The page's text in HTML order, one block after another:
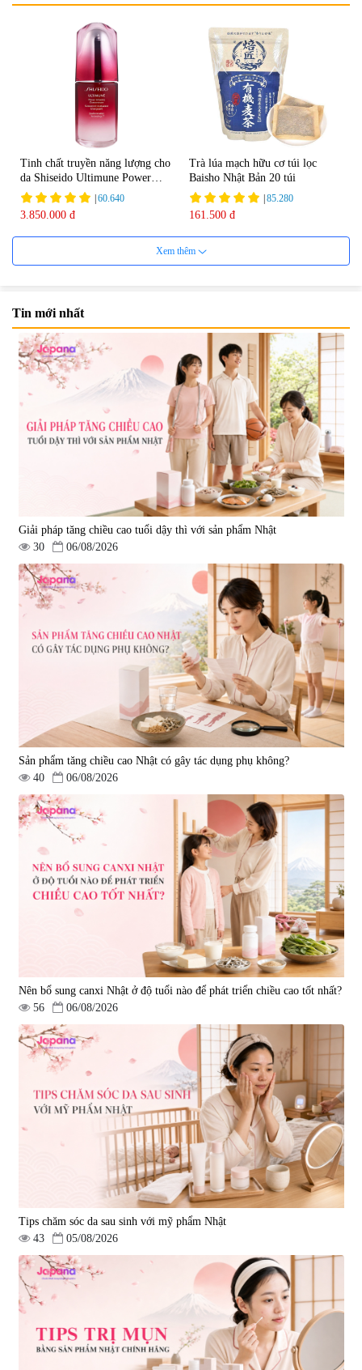
Tinh chất truyền năng lượng cho
da Shiseido Ultimune Power
75ml
|60.640
3.850.000 đ
Trà lúa mạch hữu cơ túi lọc
Baisho Nhật Bản 20 túi
|85.280
161.500 đ
Viên uống bổ não Ribeto Shoji
Ichoha Ekisu Plus - 90 viên
57.920
1.450.000 đ
Viên nang uống cải thiện thị lực,
trí nhớ DHA + EPA + Flaxseed
Oil 30 viên/gói - Date 02/2027
| 52.346
225.000 đ
Tẩy tế bào chết Nichiei Bussan
Nano NMN+ Peeling Gel
Luxury 200g
| 0
1.490.000 đ
Viên uống hỗ trợ bền thành
mạch, ngừa tai biến Elastin Plus
& Nattokinase Hokoen 80 viên
|0
980.000 đ
Viên uống bổ gan Ribeto Shoji
Hepaclean 60 viên
690.000 đ
Viên uống hỗ trợ cải thiện thoát
vị đĩa đệm Kyoto Has 30 viên
|14.560
1.600.000 đ
Viên uống hỗ trợ giấc ngủ Fujina
Sleepy Nhật Bản 80 viên
Viên uống phòng ngừa & hỗ trợ
điều trị đột quỵ Biken Kinase
Gold 60 viên
0
1.570.000 đ
Xem thêm
Tin mới nhất
Giải pháp tăng chiều cao tuổi dậy thì với sản phẩm Nhật
30
06/08/2026
Sản phẩm tăng chiều cao Nhật có gây tác dụng phụ không?
40
06/08/2026
Nên bổ sung canxi Nhật ở độ tuổi nào để phát triển chiều cao tốt nhất?
56
06/08/2026
Tips chăm sóc da sau sinh với mỹ phẩm Nhật
43
05/08/2026